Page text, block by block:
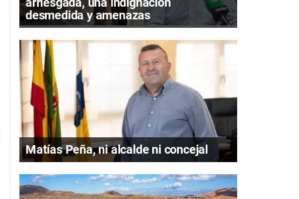
desmedida y amenazas
Matías Peña, ni alcalde ni concejal